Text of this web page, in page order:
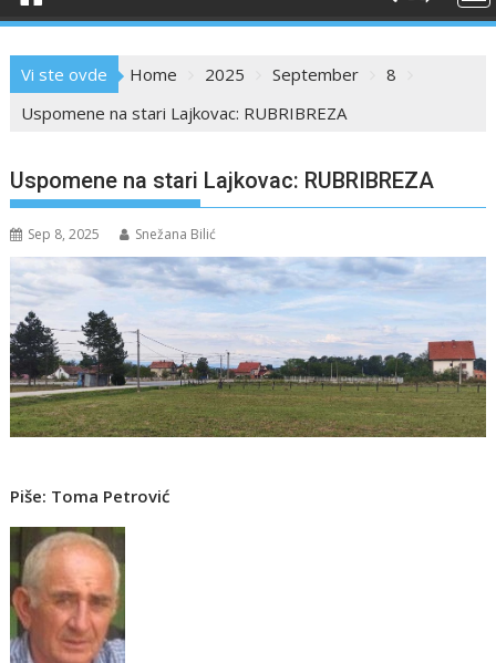
Vi ste ovde Home 2025 September
8
Uspomene na stari Lajkovac: RUBRIBREZA
Uspomene na stari Lajkovac: RUBRIBREZA
Sep 8, 2025 Snežana Bilić
Piše: Toma Petrović